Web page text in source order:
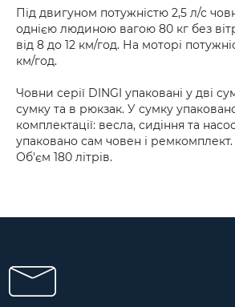
Під двигуном потужністю 2,5 л/с
однією людиною вагою 80 кг без
від 8 до 12 км/год. На моторі
км/год.
Човни серії DINGI упаковані у дві
сумку та в рюкзак. У сумку
комплектації: весла, сидіння та
упаковано сам човен і
Об'єм 180 літрів.